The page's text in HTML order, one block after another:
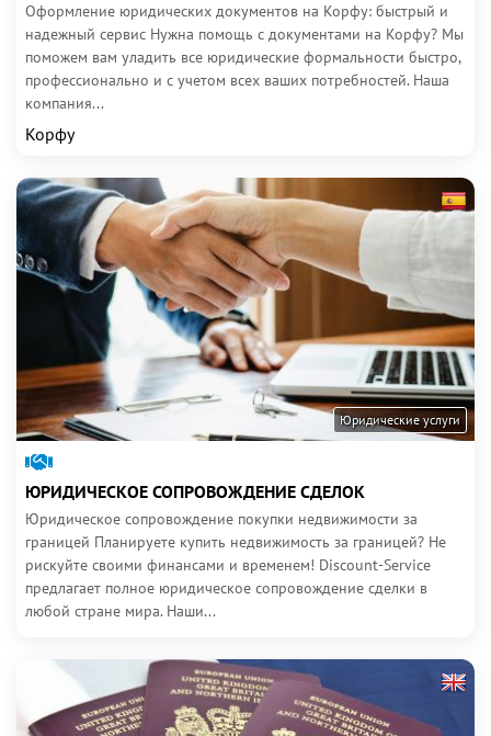
Оформление юридических документов на Корфу: быстрый и
надежный сервис Нужна помощь с документами на Корфу? Мы
поможем вам уладить все юридические формальности быстро,
профессионально и с учетом всех ваших потребностей. Наша
компания...
Корфу
Юридические услуги
ЮРИДИЧЕСКОЕ СОПРОВОЖДЕНИЕ СДЕЛОК
Юридическое сопровождение покупки недвижимости за
границей Планируете купить недвижимость за границей? Не
рискуйте своими финансами и временем! Discount-Service
предлагает полное юридическое сопровождение сделки в
любой стране мира. Наши...